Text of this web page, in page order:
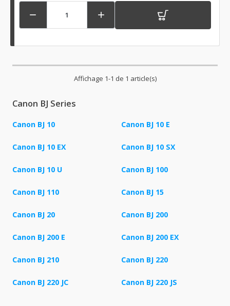
 
Affichage 1-1 de 1 article(s)
Canon BJ Series
Canon BJ 10 Canon BJ 10 E
Canon BJ 10 EX Canon BJ 10 SX
Canon BJ 10 U Canon BJ 100
Canon BJ 110 Canon BJ 15
Canon BJ 20 Canon BJ 200
Canon BJ 200 E Canon BJ 200 EX
Canon BJ 210 Canon BJ 220
Canon BJ 220 JC Canon BJ 220 JS